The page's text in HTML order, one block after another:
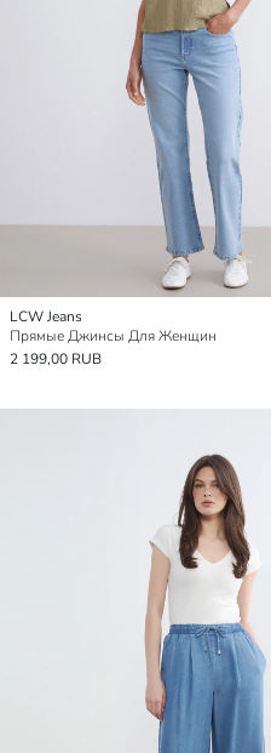
LCW Jeans
Прямые Джинсы Для Женщин
2 199,00 RUB